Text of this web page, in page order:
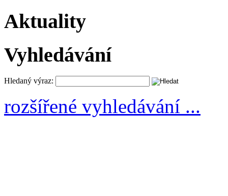
Aktuality
Vyhledávání
Hledaný výraz:
rozšířené vyhledávání ...